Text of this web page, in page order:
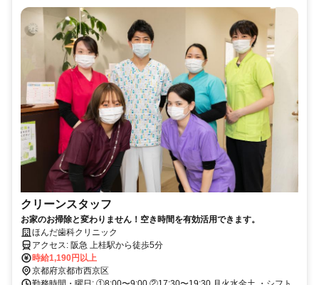
クリーンスタッフ
お家のお掃除と変わりません！空き時間を有効活用できます。
ほんだ歯科クリニック
アクセス: 阪急 上桂駅から徒歩5分
時給1,190円以上
京都府京都市西京区